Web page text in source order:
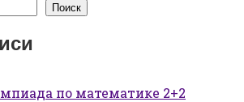
Поиск
по математике 2+2